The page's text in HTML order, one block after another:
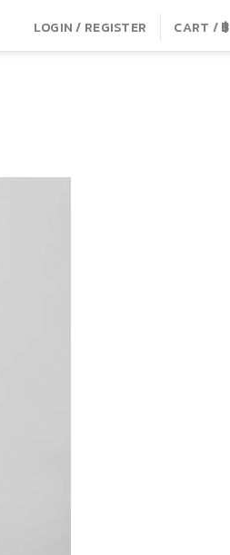
LOGIN / REGISTER CART /฿